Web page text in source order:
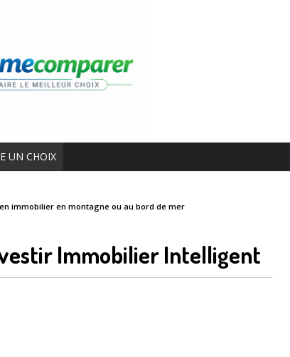
UN CHOIX
immobilier en montagne ou au bord de mer
Immobilier Intelligent